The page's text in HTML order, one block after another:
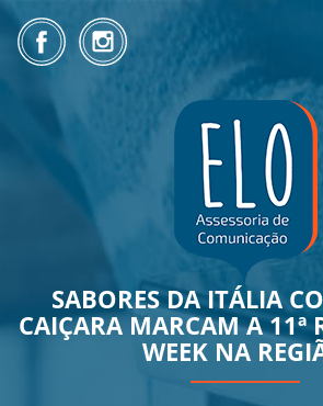
SABORES DA ITÁLIA
CAIÇARA MARCAM A 11ª
WEEK NA